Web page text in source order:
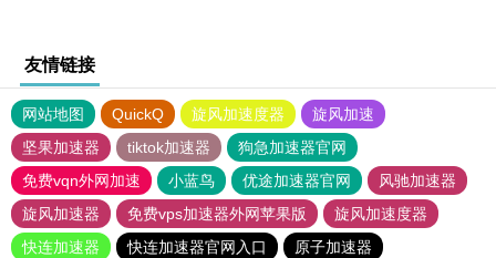
友情链接
网站地图 QuickQ 旋风加速度器
旋风加速
坚果加速器
tiktok加速器
狗急加速器官网
免费vqn外网加速
小蓝鸟 优途加速器官网
风驰加速器
旋风加速器
免费vps加速器外网苹果版
旋风加速度器
快连加速器
快连加速器官网入口
原子加速器